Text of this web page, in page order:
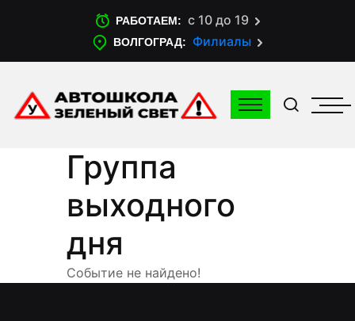
РАБОТАЕМ: с 10 до 19
ВОЛГОГРАД: Филиалы
Группа
выходного
дня
Событие не найдено!